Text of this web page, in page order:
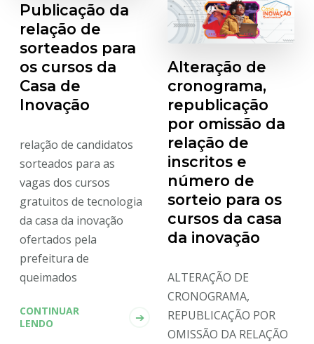
Publicação da
relação de
sorteados para
os cursos da
Casa de
Inovação
relação de candidatos
sorteados para as
vagas dos cursos
gratuitos de tecnologia
da casa da inovação
ofertados pela
prefeitura de
queimados
CONTINUAR
LENDO
Alteração de
cronograma,
republicação
por omissão da
relação de
inscritos e
número de
sorteio para os
cursos da casa
da inovação
ALTERAÇÃO DE
CRONOGRAMA,
REPUBLICAÇÃO POR
OMISSÃO DA RELAÇÃO